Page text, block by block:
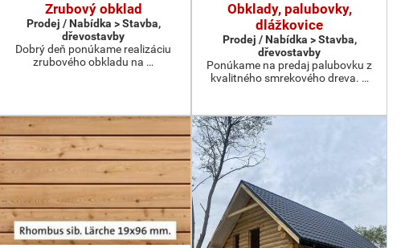
Zrubový obklad
Prodej / Nabídka > Stavba,
dřevostavby
Dobrý deň ponúkame realizáciu
zrubového obkladu na …
Obklady, palubovky,
dlážkovice
Prodej / Nabídka > Stavba,
dřevostavby
Ponúkame na predaj palubovku z
kvalitného smrekového dreva. …